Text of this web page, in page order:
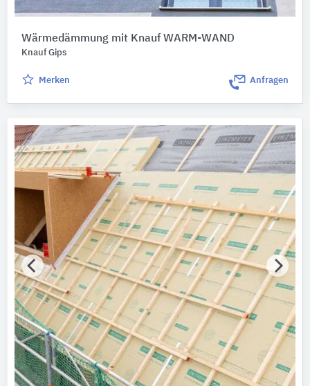
Wärmedämmung mit Knauf WARM-WAND
Knauf Gips
Merken Anfragen